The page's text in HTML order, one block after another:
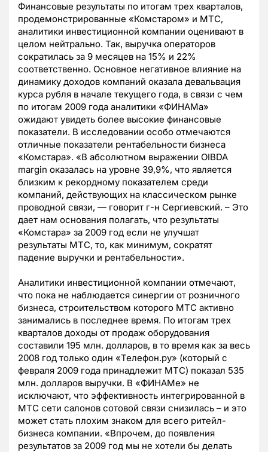
Финансовые результаты по итогам трех кварталов,
продемонстрированные «Комстаром» и МТС,
аналитики инвестиционной компании оценивают в
целом нейтрально. Так, выручка операторов
сократилась за 9 месяцев на 15% и 22%
соответственно. Основное негативное влияние на
динамику доходов компаний оказала девальвация
курса рубля в начале текущего года, в связи с чем
по итогам 2009 года аналитики «ФИНАМа»
ожидают увидеть более высокие финансовые
показатели. В исследовании особо отмечаются
отличные показатели рентабельности бизнеса
«Комстара». «В абсолютном выражении OIBDA
margin оказалась на уровне 39,9%, что является
близким к рекордному показателем среди
компаний, действующих на классическом рынке
проводной связи, — говорит г-н Сергиевский. – Это
дает нам основания полагать, что результаты
«Комстара» за 2009 год если не улучшат
результаты МТС, то, как минимум, сократят
падение выручки и рентабельности».
Аналитики инвестиционной компании отмечают,
что пока не наблюдается синергии от розничного
бизнеса, строительством которого МТС активно
занимались в последнее время. По итогам трех
кварталов доходы от продаж оборудования
составили 195 млн. долларов, в то время как за весь
2008 год только один «Телефон.ру» (который с
февраля 2009 года принадлежит МТС) показал 535
млн. долларов выручки. В «ФИНАМе» не
исключают, что эффективность интегрированной в
МТС сети салонов сотовой связи снизилась – и это
может стать плохим знаком для всего ритейл-
бизнеса компании. «Впрочем, до появления
результатов за 2009 год мы не хотели бы делать